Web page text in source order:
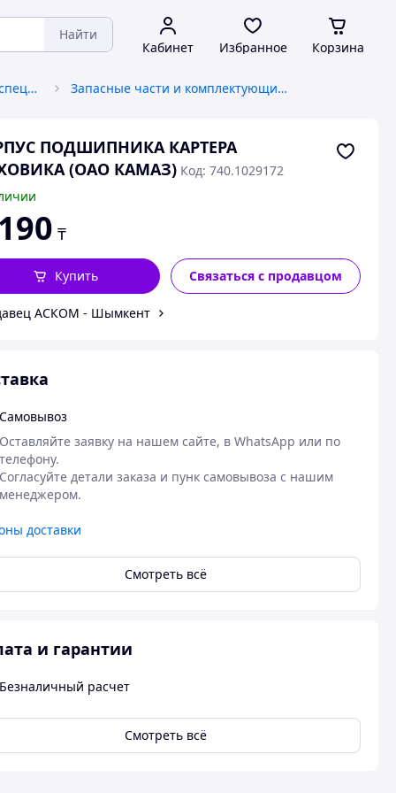
Найти
Кабинет Избранное Корзина
Запчасти к грузоподъемной спецтехнике Запасные части и комплектующие к погрузчикам
ПОДШИПНИКА КАРТЕРА
(ОАО КАМАЗ) Код: 740.1029172
₸
Купить Связаться с продавцом
АСКОМ - Шымкент
Самовывоз
Оставляйте заявку на нашем сайте, в WhatsApp или по
телефону.
Согласуйте детали заказа и пунк самовывоза с нашим
менеджером.
доставки
Смотреть всё
и гарантии
Безналичный расчет
Смотреть всё